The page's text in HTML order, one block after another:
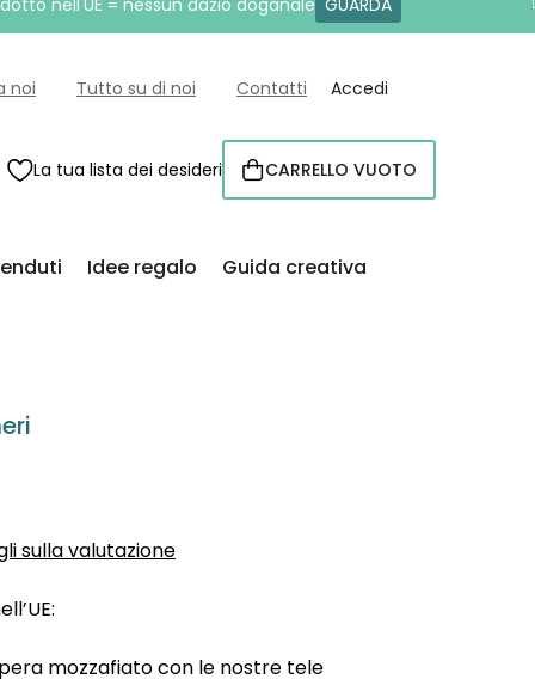
nell'UE = nessun dazio doganale GUARDA
noi Tutto su di noi Contatti Accedi
La tua lista dei desideri CARRELLO
CARRELLO VUOTO
Idee regalo Guida creativa
sulla valutazione
mozzafiato con le nostre tele